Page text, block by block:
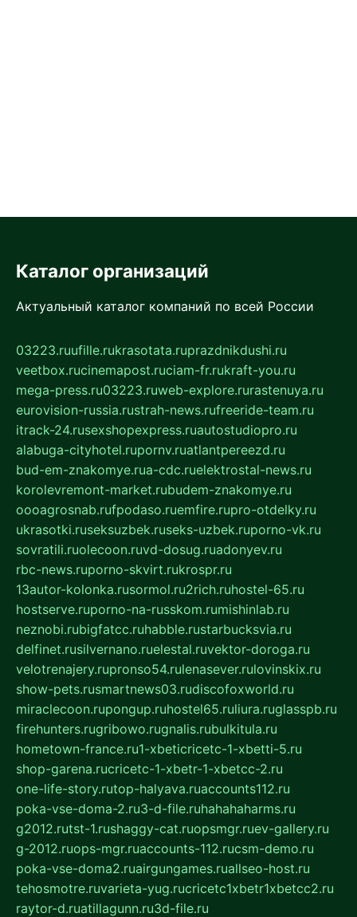
Каталог организаций
Актуальный каталог компаний по всей России
03223.ruufille.rukrasotata.ruprazdnikdushi.ru
veetbox.rucinemapost.ruciam-fr.rukraft-you.ru
mega-press.ru03223.ruweb-explore.rurastenuya.ru
eurovision-russia.rustrah-news.rufreeride-team.ru
itrack-24.rusexshopexpress.ruautostudiopro.ru
alabuga-cityhotel.rupornv.ruatlantpereezd.ru
bud-em-znakomye.rua-cdc.ruelektrostal-news.ru
korolevremont-market.rubudem-znakomye.ru
oooagrosnab.rufpodaso.ruemfire.rupro-otdelky.ru
ukrasotki.ruseksuzbek.ruseks-uzbek.ruporno-vk.ru
sovratili.ruolecoon.ruvd-dosug.ruadonyev.ru
rbc-news.ruporno-skvirt.rukrospr.ru
13autor-kolonka.rusormol.ru2rich.ruhostel-65.ru
hostserve.ruporno-na-russkom.rumishinlab.ru
neznobi.rubigfatcc.ruhabble.rustarbucksvia.ru
delfinet.rusilvernano.ruelestal.ruvektor-doroga.ru
velotrenajery.rupronso54.rulenasever.rulovinskix.ru
show-pets.rusmartnews03.rudiscofoxworld.ru
miraclecoon.rupongup.ruhostel65.ruliura.ruglasspb.ru
firehunters.rugribowo.rugnalis.rubulkitula.ru
hometown-france.ru1-xbeticricetc-1-xbetti-5.ru
shop-garena.rucricetc-1-xbetr-1-xbetcc-2.ru
one-life-story.rutop-halyava.ruaccounts112.ru
poka-vse-doma-2.ru3-d-file.ruhahahaharms.ru
g2012.rutst-1.rushaggy-cat.ruopsmgr.ruev-gallery.ru
g-2012.ruops-mgr.ruaccounts-112.rucsm-demo.ru
poka-vse-doma2.ruairgungames.ruallseo-host.ru
tehosmotre.ruvarieta-yug.rucricetc1xbetr1xbetcc2.ru
raytor-d.ruatillagunn.ru3d-file.ru